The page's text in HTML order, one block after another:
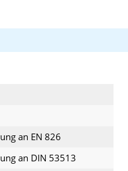
an EN 826
an DIN 53513